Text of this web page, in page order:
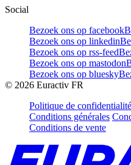
Social
Bezoek ons op facebook
Bezoek ons op linkedin
Bezoek ons op rss-feed
Bezoek ons op mastodon
Bezoek ons op bluesky
© 2026 Euractiv FR
Politique de confidentialité
Conditions générales
Conditions de vente